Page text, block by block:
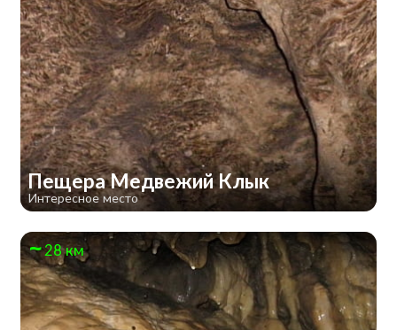
Пещера Медвежий Клык
Интересное место
28 км